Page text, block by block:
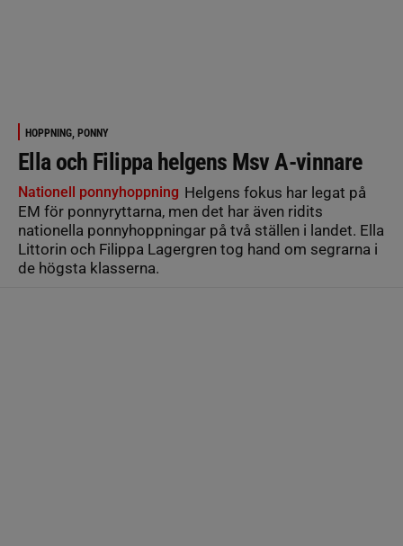
HOPPNING, PONNY
Ella och Filippa helgens Msv A-vinnare
Nationell ponnyhoppning Helgens fokus har legat på
EM för ponnyryttarna, men det har även ridits
nationella ponnyhoppningar på två ställen i landet. Ella
Littorin och Filippa Lagergren tog hand om segrarna i
de högsta klasserna.